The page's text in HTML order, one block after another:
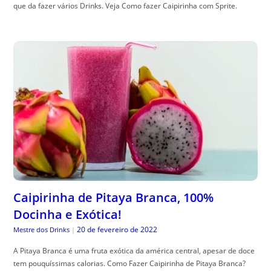
que da fazer vários Drinks. Veja Como fazer Caipirinha com Sprite.
Caipirinha de Pitaya Branca, 100%
Docinha e Exótica!
Mestre dos Drinks | 20 de fevereiro de 2022
A Pitaya Branca é uma fruta exótica da américa central, apesar de doce
tem pouquíssimas calorias. Como Fazer Caipirinha de Pitaya Branca?